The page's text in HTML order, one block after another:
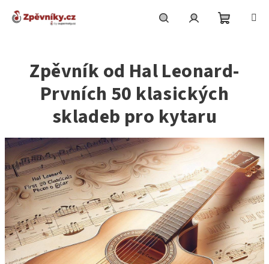
košík
Zpěvník od Hal Leonard-
Prvních 50 klasických
skladeb pro kytaru